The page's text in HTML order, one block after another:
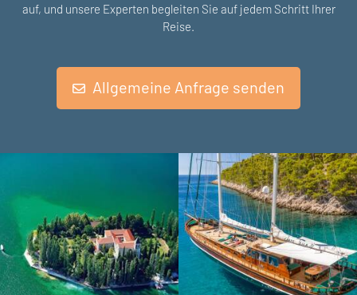
auf, und unsere Experten begleiten Sie auf jedem Schritt Ihrer
Reise.
Allgemeine Anfrage senden